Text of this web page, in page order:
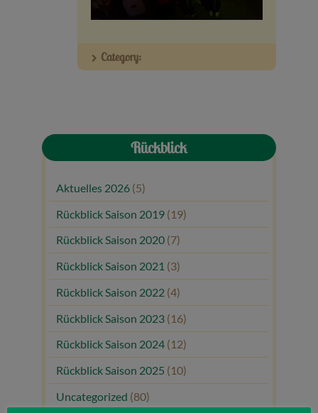
Baumpaten
Category:
Rückblick
Aktuelles 2026 (5)
Rückblick Saison 2019 (19)
Rückblick Saison 2020 (7)
Rückblick Saison 2021 (3)
Rückblick Saison 2022 (4)
Rückblick Saison 2023 (16)
Rückblick Saison 2024 (12)
Rückblick Saison 2025 (10)
Uncategorized (80)